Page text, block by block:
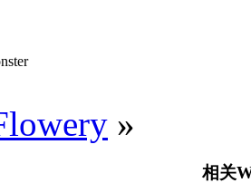
»
相关